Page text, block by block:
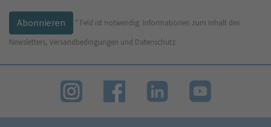
* Feld ist notwendig. Informationen zum Inhalt des
Newsletters, Versandbedingungen und Datenschutz